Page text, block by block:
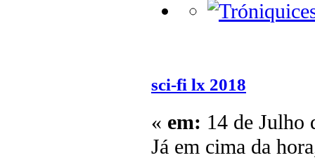
sci-fi lx 2018
« em: 14 de Julho
Já em cima da